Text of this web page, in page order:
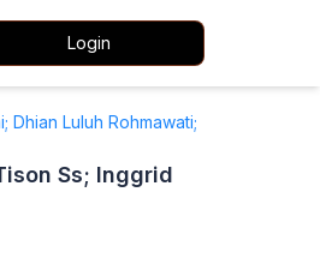
Login
Dhian Luluh Rohmawati;
Ss; Inggrid